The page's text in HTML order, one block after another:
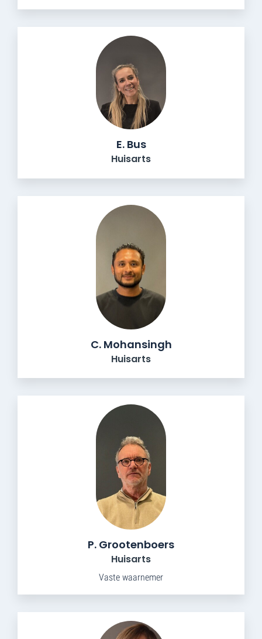
E. Bus
Huisarts
C. Mohansingh
Huisarts
P. Grootenboers
Huisarts
Vaste waarnemer